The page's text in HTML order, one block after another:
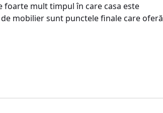
foarte mult timpul în care casa este
mobilier sunt punctele finale care oferă